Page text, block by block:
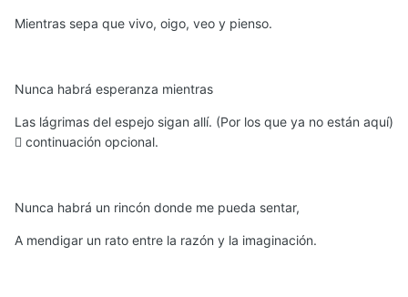
Mientras sepa que vivo, oigo, veo y pienso.
Nunca habrá esperanza mientras
Las lágrimas del espejo sigan allí. (Por los que ya no están aquí)
 continuación opcional.
Nunca habrá un rincón donde me pueda sentar,
A mendigar un rato entre la razón y la imaginación.